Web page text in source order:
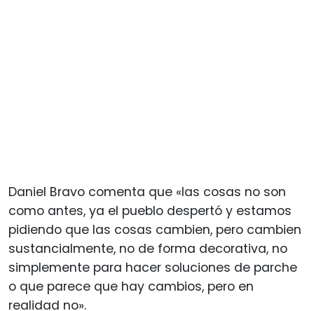
Daniel Bravo comenta que «las cosas no son
como antes, ya el pueblo despertó y estamos
pidiendo que las cosas cambien, pero cambien
sustancialmente, no de forma decorativa, no
simplemente para hacer soluciones de parche
o que parece que hay cambios, pero en
realidad no».